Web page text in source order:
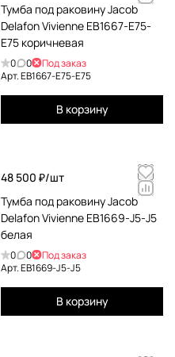
Тумба под раковину Jacob
Delafon Vivienne EB1667-E75-
E75 коричневая
0 0
Под заказ
Арт.EB1667-E75-E75
В корзину
48 500 ₽/шт
Тумба под раковину Jacob
Delafon Vivienne EB1669-J5-J5
белая
0 0
Под заказ
Арт.EB1669-J5-J5
В корзину